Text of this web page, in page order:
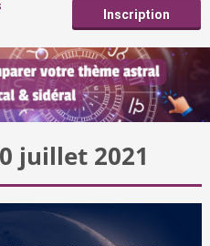
Inscription
juillet 2021